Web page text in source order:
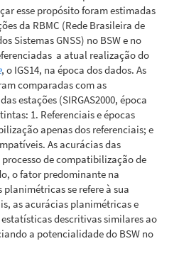
esse propósito foram estimadas
da RBMC (Rede Brasileira de
Sistemas GNSS) no BSW e no
a atual realização do
, o IGS14, na época dos dados. As
comparadas com as
estações (SIRGAS2000, época
1. Referenciais e épocas
apenas dos referenciais; e
As acurácias das
de compatibilização de
o fator predominante na
se refere à sua
as acurácias planimétricas e
descritivas similares ao
a potencialidade do BSW no